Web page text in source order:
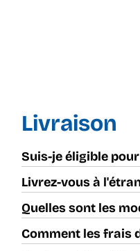
Livraison
Suis-je éligible
Livrez-vous à
Quelles sont les
Comment les frais